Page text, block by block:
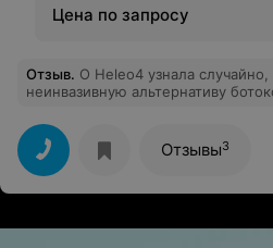
Цена по запросу
Отзыв. О Heleo4 узнала случайно,
неинвазивную альтернативу
здоровее, морщинки
попробовать домашний уход, у
технология взаимодействия с
самоустранение дефектных
Отзывы3